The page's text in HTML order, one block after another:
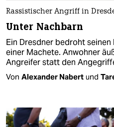
Rassistischer Angriff in
Unter Nachbarn
Ein Dresdner bedroht
einer Machete. Anwohner
Angreifer statt den
Von Alexander Nabert und